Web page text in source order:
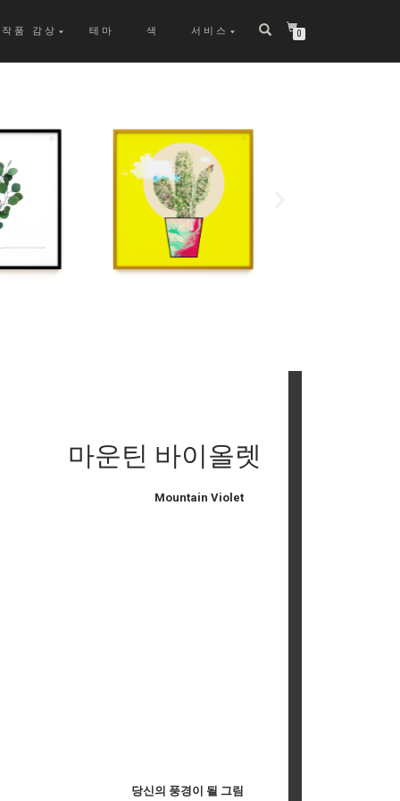
작품 감상 테마 색 서비스 0
마운틴 바이올렛
Mountain Violet
당신의 풍경이 될 그림